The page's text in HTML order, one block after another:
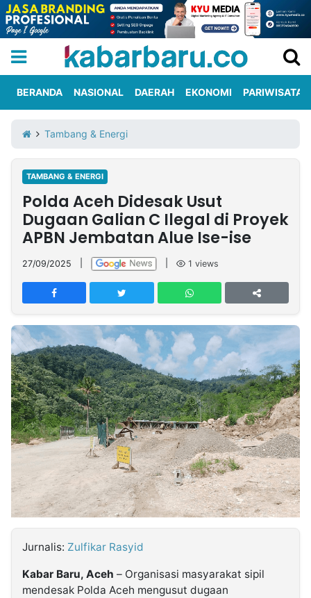
Iklan
Berita
Kami
Nasional
International
Olahraga
Entertainment
Daerah
Pariwisata
Kuliner
Kolom
Network
PT
TREETAN
INDONESIA
Partner
Insight
NTB
Suara
Time
Lens
IDN
Daily
Jogja
Jalan
Rakyat
Idealita
News
Kita
Notice
Dinamikapost.com
Radar
Baru
Seedbacklink
Follow
Kabarbaru
BERANDA NASIONAL DAERAH EKONOMI PARIWISATA
Tambang & Energi
TAMBANG & ENERGI
Polda Aceh Didesak Usut
Dugaan Galian C Ilegal di Proyek
APBN Jembatan Alue Ise-ise
27/09/2025 1 views
Jurnalis: Zulfikar Rasyid
Kabar Baru, Aceh – Organisasi masyarakat sipil
mendesak Polda Aceh mengusut dugaan